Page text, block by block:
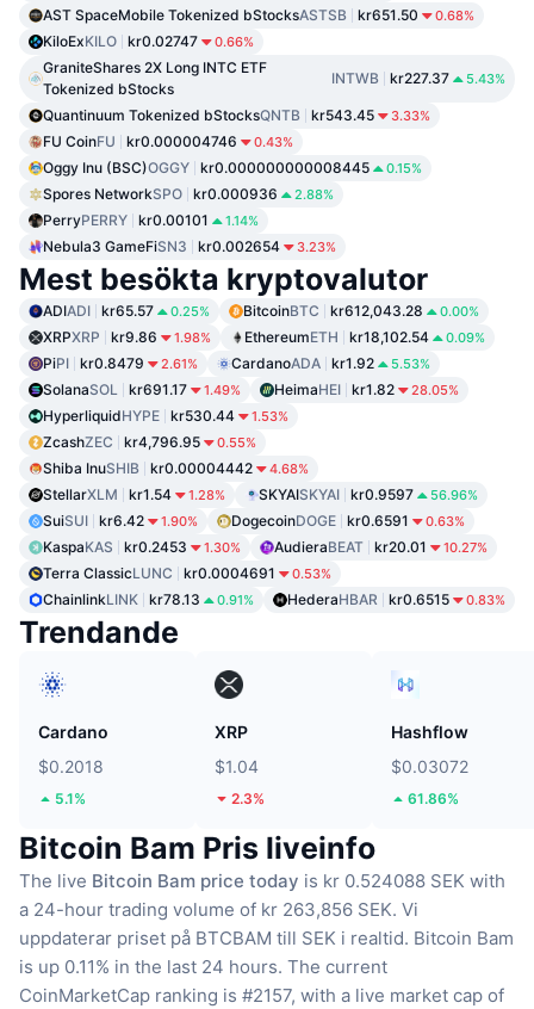
AST SpaceMobile Tokenized bStocksASTSB kr651.50 0.68%
KiloExKILO kr0.02747 0.66%
GraniteShares 2X Long INTC ETF
Tokenized bStocks
INTWB kr227.37 5.43%
Quantinuum Tokenized bStocksQNTB kr543.45 3.33%
FU CoinFU kr0.000004746 0.43%
Oggy Inu (BSC)OGGY kr0.000000000008445 0.15%
Spores NetworkSPO kr0.000936 2.88%
PerryPERRY kr0.00101 1.14%
Nebula3 GameFiSN3 kr0.002654 3.23%
Mest besökta kryptovalutor
ADIADI kr65.57 0.25% BitcoinBTC kr612,043.28 0.00%
XRPXRP kr9.86 1.98% EthereumETH kr18,102.54 0.09%
PiPI kr0.8479 2.61% CardanoADA kr1.92 5.53%
SolanaSOL kr691.17 1.49% HeimaHEI kr1.82 28.05%
HyperliquidHYPE kr530.44 1.53%
ZcashZEC kr4,796.95 0.55%
Shiba InuSHIB kr0.00004442 4.68%
StellarXLM kr1.54 1.28% SKYAISKYAI kr0.9597 56.96%
SuiSUI kr6.42 1.90% DogecoinDOGE kr0.6591 0.63%
KaspaKAS kr0.2453 1.30% AudieraBEAT kr20.01 10.27%
Terra ClassicLUNC kr0.0004691 0.53%
ChainlinkLINK kr78.13 0.91% HederaHBAR kr0.6515 0.83%
Trendande
Cardano
$0.2018
5.1%
XRP
$1.04
2.3%
Hashflow
$0.03072
61.86%
Bitcoin Bam Pris liveinfo
The live Bitcoin Bam price today is kr 0.524088 SEK with
a 24-hour trading volume of kr 263,856 SEK. Vi
uppdaterar priset på BTCBAM till SEK i realtid. Bitcoin Bam
is up 0.11% in the last 24 hours. The current
CoinMarketCap ranking is #2157, with a live market cap of